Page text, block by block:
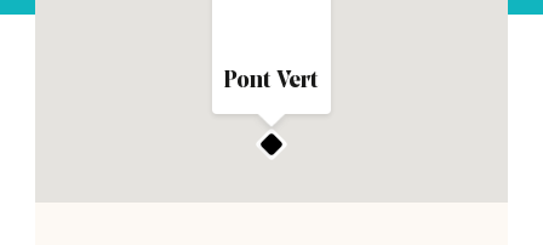
Navigation
Pont Vert